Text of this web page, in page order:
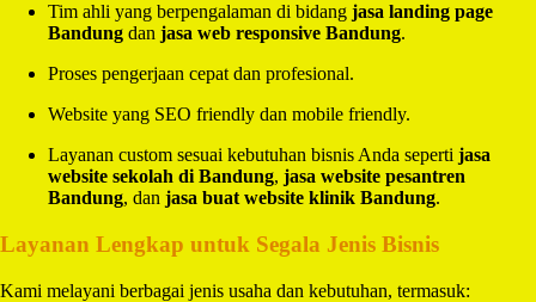
Tim ahli yang berpengalaman di bidang jasa landing page
Bandung dan jasa web responsive Bandung.
Proses pengerjaan cepat dan profesional.
Website yang SEO friendly dan mobile friendly.
Layanan custom sesuai kebutuhan bisnis Anda seperti jasa
website sekolah di Bandung, jasa website pesantren
Bandung, dan jasa buat website klinik Bandung.
Layanan Lengkap untuk Segala Jenis Bisnis
Kami melayani berbagai jenis usaha dan kebutuhan, termasuk: